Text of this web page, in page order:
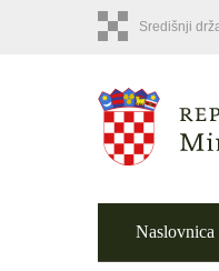
Središnji
Naslovnica